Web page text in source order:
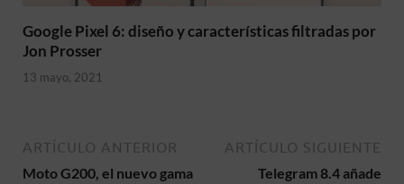
Google Pixel 6: diseño y características filtradas por
Jon Prosser
13 mayo, 2021
ARTÍCULO ANTERIOR
Moto G200, el nuevo gama
ARTÍCULO SIGUIENTE
Telegram 8.4 añade